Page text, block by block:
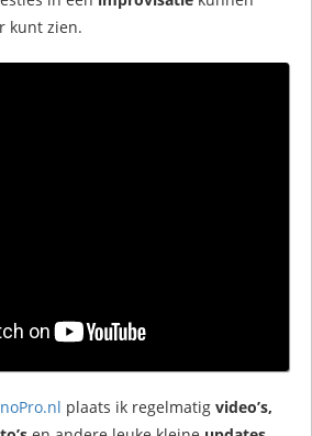
kunt zien.
plaats ik regelmatig video’s,